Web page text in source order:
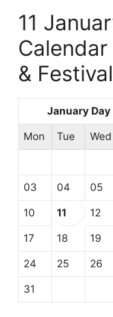
11
&
January
Mon Tue Wed
03 04 05
10 11 12
17 18 19
24 25 26
31